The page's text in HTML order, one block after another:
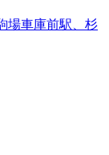
場車庫前駅、杉